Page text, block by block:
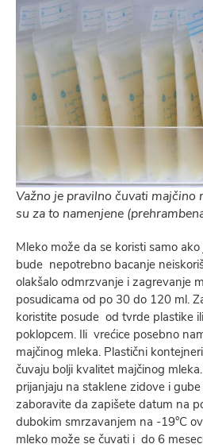
Važno je pravilno čuvati majčino
su za to namenjene
Mleko može da se koristi samo
bude nepotrebno bacanje
olakšalo odmrzvanje i zagrevanje
posudicama od po 30 do 120 ml.
koristite posude od tvrde plastike
poklopcem. Ili vrećice posebno
majčinog mleka. Plastični
čuvaju bolji kvalitet majčinog
prijanjaju na staklene zidove i
zaboravite da zapišete datum na
dubokim smrzavanjem na -19°C
mleko može se čuvati i do 6